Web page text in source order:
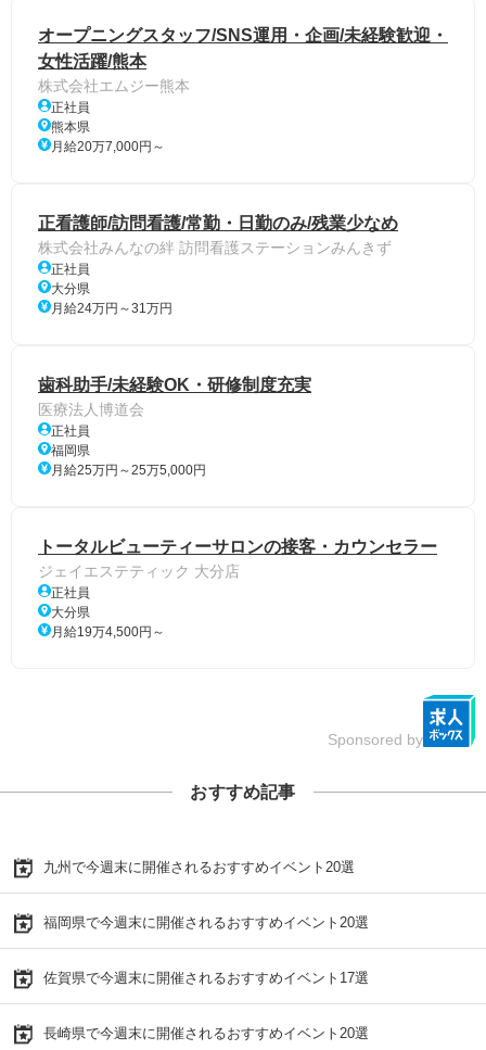
オープニングスタッフ/SNS運用・企画/未経験歓迎・
女性活躍/熊本
株式会社エムジー熊本
正社員
熊本県
月給20万7,000円～
正看護師/訪問看護/常勤・日勤のみ/残業少なめ
株式会社みんなの絆 訪問看護ステーションみんきず
正社員
大分県
月給24万円～31万円
歯科助手/未経験OK・研修制度充実
医療法人博道会
正社員
福岡県
月給25万円～25万5,000円
トータルビューティーサロンの接客・カウンセラー
ジェイエステティック 大分店
正社員
大分県
月給19万4,500円～
Sponsored by
おすすめ記事
九州で今週末に開催されるおすすめイベント20選
福岡県で今週末に開催されるおすすめイベント20選
佐賀県で今週末に開催されるおすすめイベント17選
長崎県で今週末に開催されるおすすめイベント20選